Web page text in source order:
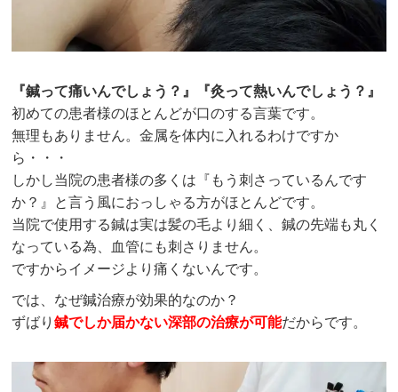
『鍼って痛いんでしょう？』『灸って熱いんでしょう？』
初めての患者様のほとんどが口のする言葉です。
無理もありません。金属を体内に入れるわけですか
ら・・・
しかし当院の患者様の多くは『もう刺さっているんです
か？』と言う風におっしゃる方がほとんどです。
当院で使用する鍼は実は髪の毛より細く、鍼の先端も丸く
なっている為、血管にも刺さりません。
ですからイメージより痛くないんです。
では、なぜ鍼治療が効果的なのか？
ずばり鍼でしか届かない深部の治療が可能だからです。